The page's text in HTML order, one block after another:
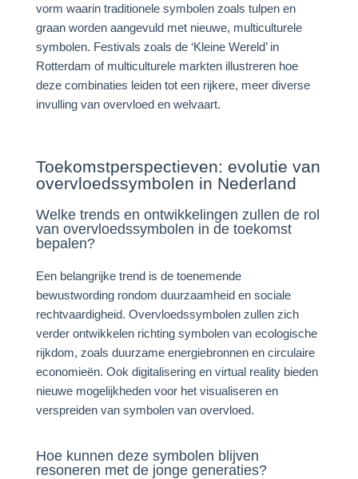
vorm waarin traditionele symbolen zoals tulpen en
graan worden aangevuld met nieuwe, multiculturele
symbolen. Festivals zoals de ‘Kleine Wereld’ in
Rotterdam of multiculturele markten illustreren hoe
deze combinaties leiden tot een rijkere, meer diverse
invulling van overvloed en welvaart.
Toekomstperspectieven: evolutie van
overvloedssymbolen in Nederland
Welke trends en ontwikkelingen zullen de rol
van overvloedssymbolen in de toekomst
bepalen?
Een belangrijke trend is de toenemende
bewustwording rondom duurzaamheid en sociale
rechtvaardigheid. Overvloedssymbolen zullen zich
verder ontwikkelen richting symbolen van ecologische
rijkdom, zoals duurzame energiebronnen en circulaire
economieën. Ook digitalisering en virtual reality bieden
nieuwe mogelijkheden voor het visualiseren en
verspreiden van symbolen van overvloed.
Hoe kunnen deze symbolen blijven
resoneren met de jonge generaties?